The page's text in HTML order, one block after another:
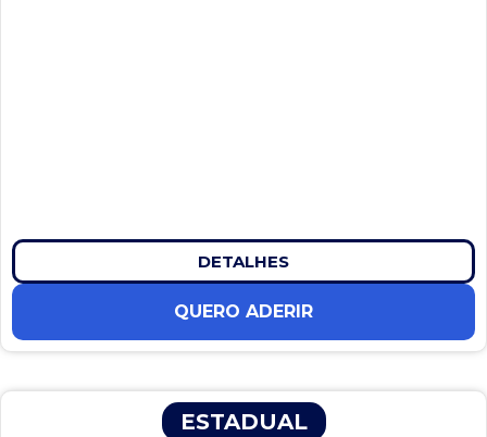
DETALHES
QUERO ADERIR
ESTADUAL